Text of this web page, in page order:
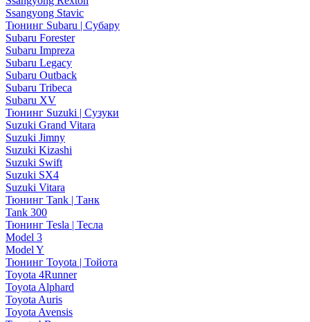
Ssangyong Stavic
Тюнинг Subaru | Субару
Subaru Forester
Subaru Impreza
Subaru Legacy
Subaru Outback
Subaru Tribeca
Subaru XV
Тюнинг Suzuki | Сузуки
Suzuki Grand Vitara
Suzuki Jimny
Suzuki Kizashi
Suzuki Swift
Suzuki SX4
Suzuki Vitara
Тюнинг Tank | Танк
Tank 300
Тюнинг Tesla | Тесла
Model 3
Model Y
Тюнинг Toyota | Тойота
Toyota 4Runner
Toyota Alphard
Toyota Auris
Toyota Avensis